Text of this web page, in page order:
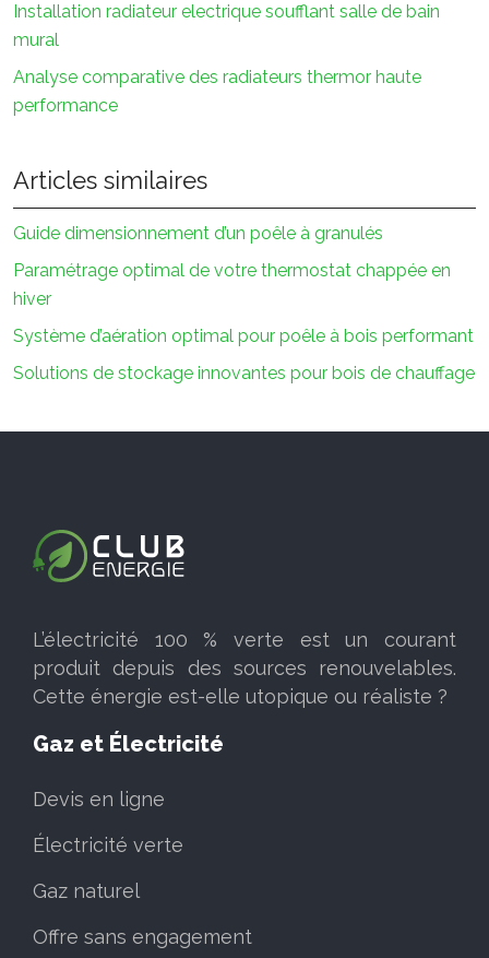
Installation radiateur electrique soufflant salle de bain
mural
Analyse comparative des radiateurs thermor haute
performance
Articles similaires
Guide dimensionnement d’un poêle à granulés
Paramétrage optimal de votre thermostat chappée en
hiver
Système d’aération optimal pour poêle à bois performant
Solutions de stockage innovantes pour bois de chauffage
L’électricité 100 % verte est un courant
produit depuis des sources renouvelables.
Cette énergie est-elle utopique ou réaliste ?
Gaz et Électricité
Devis en ligne
Électricité verte
Gaz naturel
Offre sans engagement